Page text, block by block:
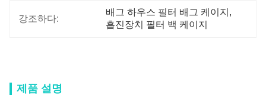
강조하다:
배그 하우스 필터 배그 케이지 ,
흡진장치 필터 백 케이지
제품 설명